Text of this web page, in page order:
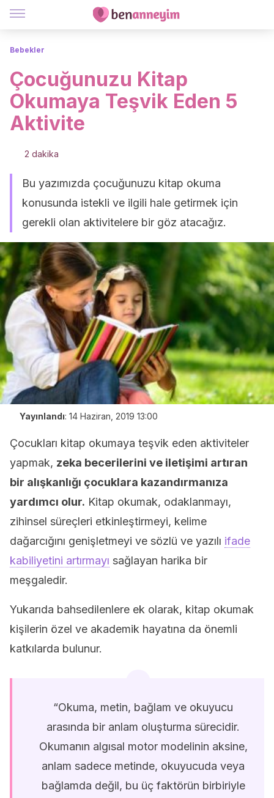
Bebekler
Çocuğunuzu Kitap
Okumaya Teşvik Eden 5
Aktivite
2 dakika
Bu yazımızda çocuğunuzu kitap okuma
konusunda istekli ve ilgili hale getirmek için
gerekli olan aktivitelere bir göz atacağız.
Yayınlandı: 14 Haziran, 2019 13:00
Çocukları kitap okumaya teşvik eden aktiviteler
yapmak, zeka becerilerini ve iletişimi artıran
bir alışkanlığı çocuklara kazandırmanıza
yardımcı olur. Kitap okumak, odaklanmayı,
zihinsel süreçleri etkinleştirmeyi, kelime
dağarcığını genişletmeyi ve sözlü ve yazılı ifade
kabiliyetini artırmayı sağlayan harika bir
meşgaledir.
Yukarıda bahsedilenlere ek olarak, kitap okumak
kişilerin özel ve akademik hayatına da önemli
katkılarda bulunur.
“Okuma, metin, bağlam ve okuyucu
arasında bir anlam oluşturma sürecidir.
Okumanın algısal motor modelinin aksine,
anlam sadece metinde, okuyucuda veya
bağlamda değil, bu üç faktörün birbiriyle